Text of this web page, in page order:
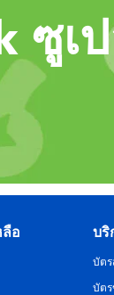
ซูเ
อ บริ
บัตร
บัต